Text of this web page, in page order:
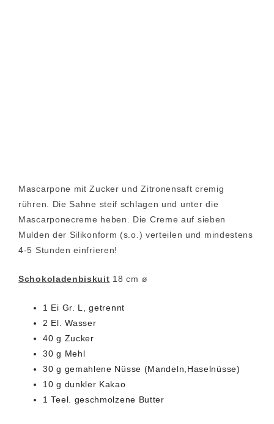
Mascarpone mit Zucker und Zitronensaft cremig
rühren. Die Sahne steif schlagen und unter die
Mascarponecreme heben. Die Creme auf sieben
Mulden der Silikonform (s.o.) verteilen und mindestens
4-5 Stunden einfrieren!
Schokoladenbiskuit 18 cm ø
1 Ei Gr. L, getrennt
2 El. Wasser
40 g Zucker
30 g Mehl
30 g gemahlene Nüsse (Mandeln,Haselnüsse)
10 g dunkler Kakao
1 Teel. geschmolzene Butter